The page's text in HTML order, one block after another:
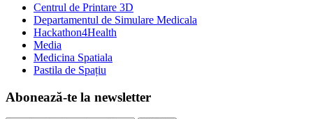
Centrul de Printare 3D
Departamentul de Simulare Medicala
Hackathon4Health
Media
Medicina Spatiala
Pastila de Spațiu
Abonează-te la newsletter